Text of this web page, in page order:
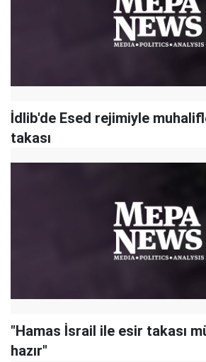
İdlib'de Esed rejimiyle
takası
"Hamas İsrail ile esir takası
hazır"